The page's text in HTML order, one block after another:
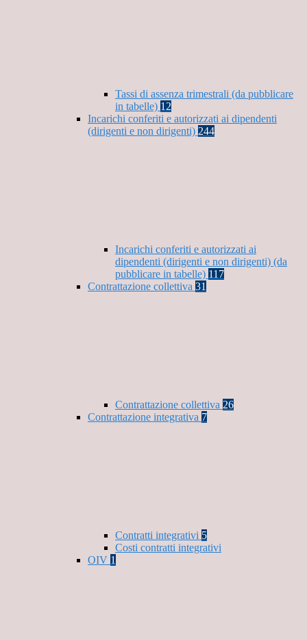
Tassi di assenza trimestrali (da pubblicare
in tabelle) 12
Incarichi conferiti e autorizzati ai dipendenti
(dirigenti e non dirigenti) 244
Incarichi conferiti e autorizzati ai
dipendenti (dirigenti e non dirigenti) (da
pubblicare in tabelle) 117
Contrattazione collettiva 31
Contrattazione collettiva 26
Contrattazione integrativa 7
Contratti integrativi 5
Costi contratti integrativi
OIV 1